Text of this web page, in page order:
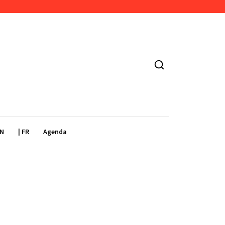
| FR Agenda